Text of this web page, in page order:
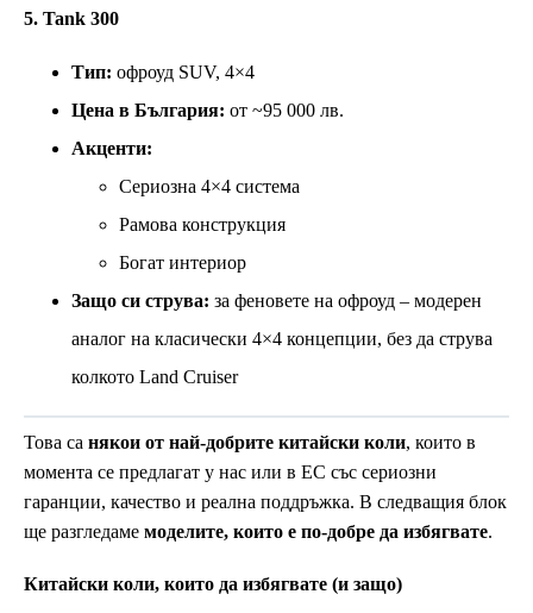
5. Tank 300
Тип: офроуд SUV, 4×4
Цена в България: от ~95 000 лв.
Акценти:
Сериозна 4×4 система
Рамова конструкция
Богат интериор
Защо си струва: за феновете на офроуд – модерен
аналог на класически 4×4 концепции, без да струва
колкото Land Cruiser
Това са някои от най-добрите китайски коли, които в
момента се предлагат у нас или в ЕС със сериозни
гаранции, качество и реална поддръжка. В следващия блок
ще разгледаме моделите, които е по-добре да избягвате.
Китайски коли, които да избягвате (и защо)